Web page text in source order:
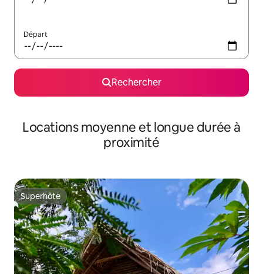
Départ
Rechercher
Locations moyenne et longue durée à
proximité
Superhôte
Superhôte